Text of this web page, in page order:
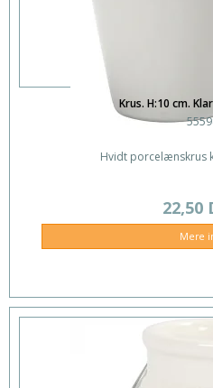
Krus. H:10 cm.
Hvidt porcelænskrus
22,50
Mere